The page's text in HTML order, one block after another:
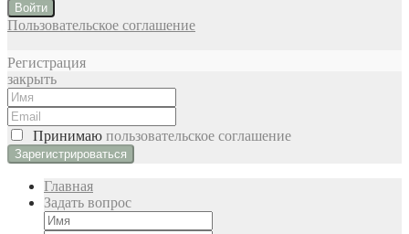
Войти
Пользовательское соглашение
Регистрация
закрыть
Принимаю пользовательское соглашение
Главная
Задать вопрос